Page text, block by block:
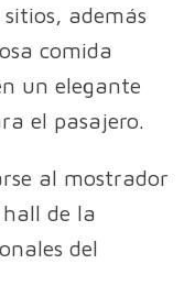
además
comida
un elegante
el pasajero.
al mostrador
hall de la
del